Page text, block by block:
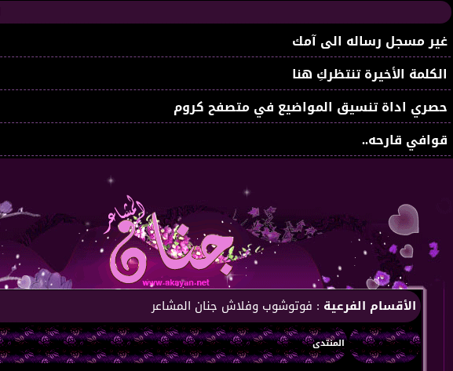
غير مسجل رساله الى آمك
الكلمة الأخيرة تنتظركِ هنا
حصري اداة تنسيق المواضيع في متصفح كروم
قوافي قارحه..
الأقسام الفرعية : فوتوشوب وفلاش جنان المشاعر
المنتدى